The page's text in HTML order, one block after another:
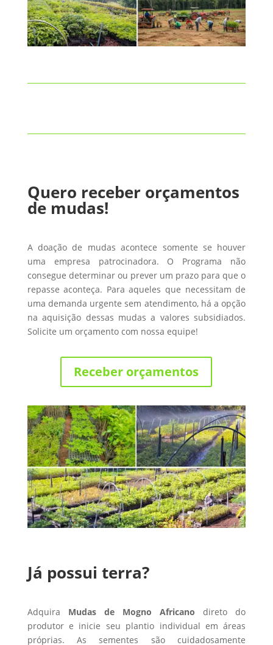
Quero receber orçamentos
de mudas!
A doação de mudas acontece somente se houver
uma empresa patrocinadora. O Programa não
consegue determinar ou prever um prazo para que o
repasse aconteça. Para aqueles que necessitam de
uma demanda urgente sem atendimento, há a opção
na aquisição dessas mudas a valores subsidiados.
Solicite um orçamento com nossa equipe!
Receber orçamentos
Já possui terra?
Adquira Mudas de Mogno Africano direto do
produtor e inicie seu plantio individual em áreas
próprias. As sementes são cuidadosamente